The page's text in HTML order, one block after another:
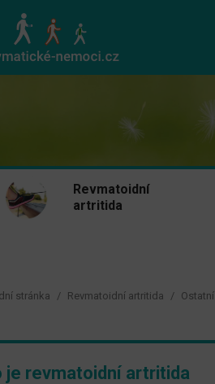
Revmatoidní
artritida
stránka Revmatoidní artritida Ostatní
je revmatoidní artritida